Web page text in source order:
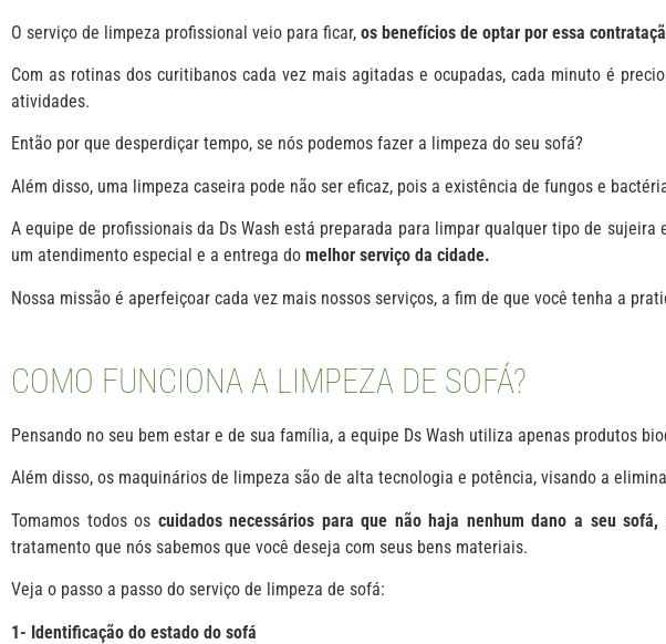
O serviço de limpeza profissional veio para ficar, os benefícios de optar por essa
Com as rotinas dos curitibanos cada vez mais agitadas e ocupadas, cada minuto é
atividades.
Então por que desperdiçar tempo, se nós podemos fazer a limpeza do seu sofá?
Além disso, uma limpeza caseira pode não ser eficaz, pois a existência de fungos e
A equipe de profissionais da Ds Wash está preparada para limpar qualquer tipo de
um atendimento especial e a entrega do melhor serviço da cidade.
Nossa missão é aperfeiçoar cada vez mais nossos serviços, a fim de que você tenha a
COMO FUNCIONA A LIMPEZA DE SOFÁ?
Pensando no seu bem estar e de sua família, a equipe Ds Wash utiliza apenas produtos
Além disso, os maquinários de limpeza são de alta tecnologia e potência, visando a
Tomamos todos os cuidados necessários para que não haja nenhum dano a seu sofá,
tratamento que nós sabemos que você deseja com seus bens materiais.
Veja o passo a passo do serviço de limpeza de sofá:
1- Identificação do estado do sofá